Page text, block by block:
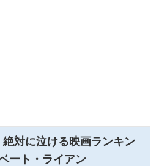
対に泣ける映画ランキン
ート・ライアン